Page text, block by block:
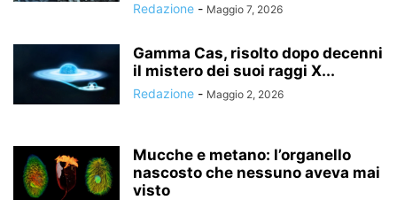
Redazione - Maggio 7, 2026
Gamma Cas, risolto dopo decenni
il mistero dei suoi raggi X...
Redazione - Maggio 2, 2026
Mucche e metano: l’organello
nascosto che nessuno aveva mai
visto